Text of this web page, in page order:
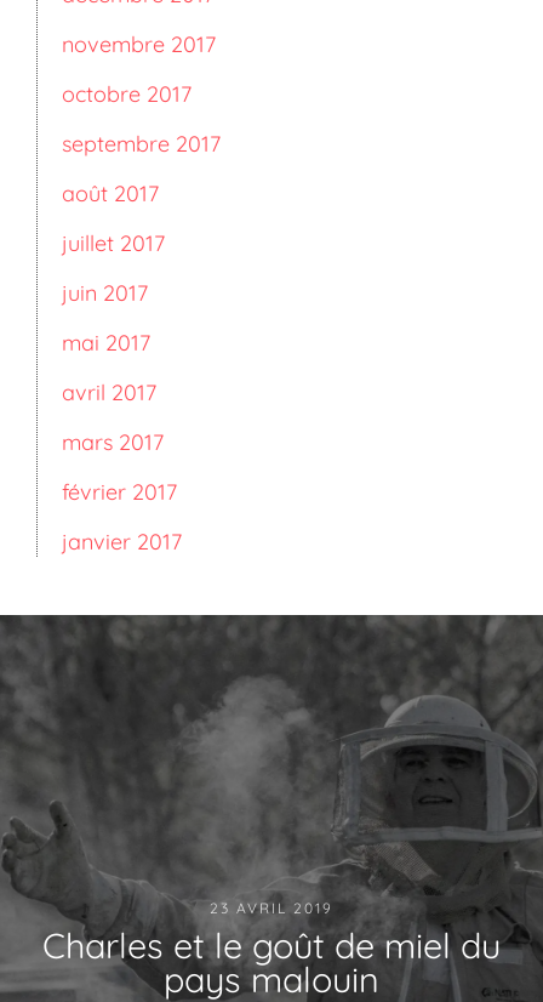
novembre 2017
octobre 2017
septembre 2017
août 2017
juillet 2017
juin 2017
mai 2017
avril 2017
mars 2017
février 2017
janvier 2017
23 AVRIL 2019
Charles et le goût de miel du
pays malouin